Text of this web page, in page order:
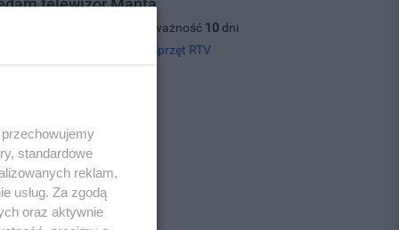
telewizor Manta
04.08.2026, wyświetleń: 19, ważność 10dni
Sprzęt RTV
standardowe
reklam,
usług. Za zgodą
oraz aktywnie